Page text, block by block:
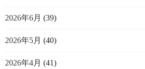
2026年6月 (39)
2026年5月 (40)
2026年4月 (41)